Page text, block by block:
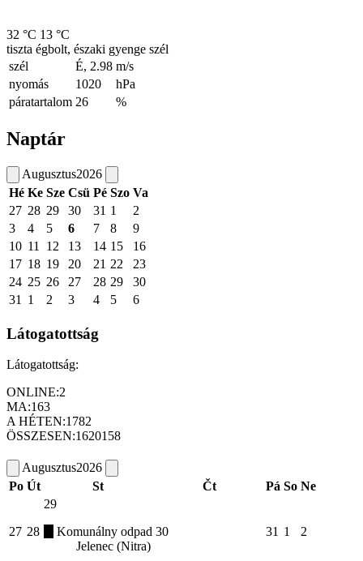
32 °C 13 °C
tiszta égbolt, északi gyenge szél
szél
É, 2.98 m/s
nyomás
1020
hPa
páratartalom 26 %
Naptár
Augusztus2026
Hé Ke Sze Csü Pé Szo Va
27 28 29 30 31 1
2
3
4 5 6 7 8
9
10 11 12 13 14 15
16
17 18 19 20 21 22
23
24 25 26 27 28 29
30
31
1 2 3 4 5 6
Látogatottság
Látogatottság:
ONLINE:2
MA:163
A HÉTEN:1782
ÖSSZESEN:1620158
Augusztus2026
Po Út St Čt Pá So Ne
27 28
29
Komunálny odpad
Jelenec (Nitra)
30 31 1 2